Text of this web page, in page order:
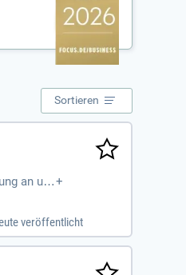
Sortieren
an un +
veröffentlicht